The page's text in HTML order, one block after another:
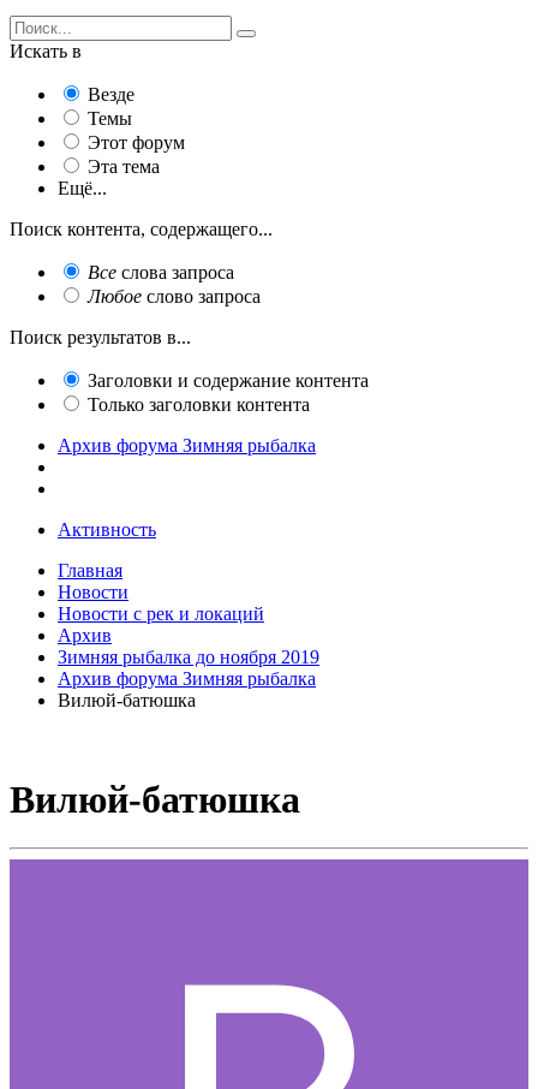
Искать в
Везде
Темы
Этот форум
Эта тема
Ещё...
Поиск контента, содержащего...
Все слова запроса
Любое слово запроса
Поиск результатов в...
Заголовки и содержание контента
Только заголовки контента
Архив форума Зимняя рыбалка
Активность
Главная
Новости
Новости с рек и локаций
Архив
Зимняя рыбалка до ноября 2019
Архив форума Зимняя рыбалка
Вилюй-батюшка
Вилюй-батюшка